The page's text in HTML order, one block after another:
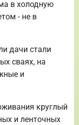
в холодную
- не в
дачи стали
сваях, на
и
круглый
и ленточных